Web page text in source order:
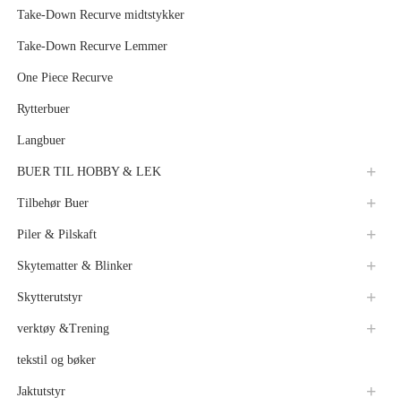
Take-Down Recurve midtstykker
Take-Down Recurve Lemmer
One Piece Recurve
Rytterbuer
Langbuer
BUER TIL HOBBY & LEK
Tilbehør Buer
Piler & Pilskaft
Skytematter & Blinker
Skytterutstyr
verktøy &Trening
tekstil og bøker
Jaktutstyr